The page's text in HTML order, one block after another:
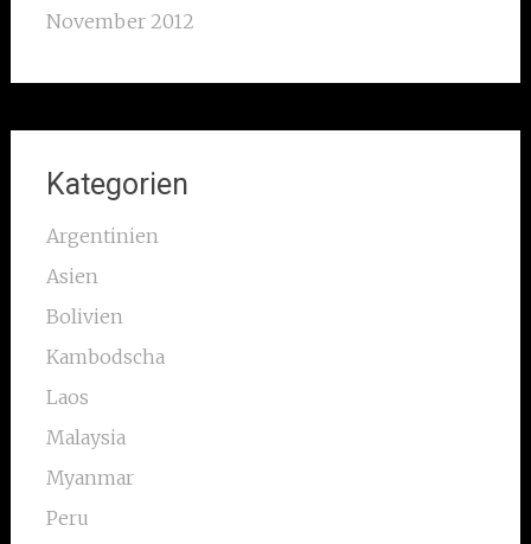
November 2012
Kategorien
Argentinien
Asien
Bolivien
Kambodscha
Laos
Malaysia
Myanmar
Peru